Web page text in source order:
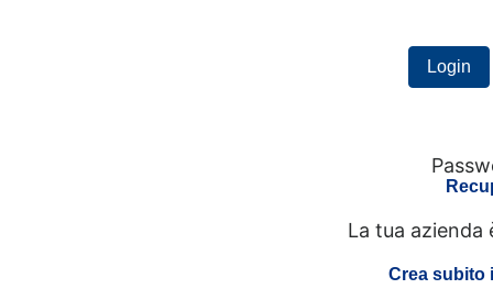
La tua azienda
Crea subito